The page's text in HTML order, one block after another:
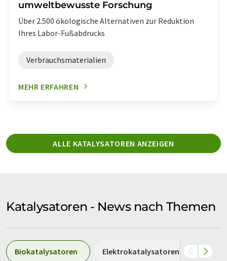
umweltbewusste Forschung
Über 2.500 ökologische Alternativen zur Reduktion
Ihres Labor-Fußabdrucks
Verbrauchsmaterialien
MEHR ERFAHREN
ALLE KATALYSATOREN ANZEIGEN
Katalysatoren - News nach Themen
Biokatalysatoren Elektrokatalysatoren